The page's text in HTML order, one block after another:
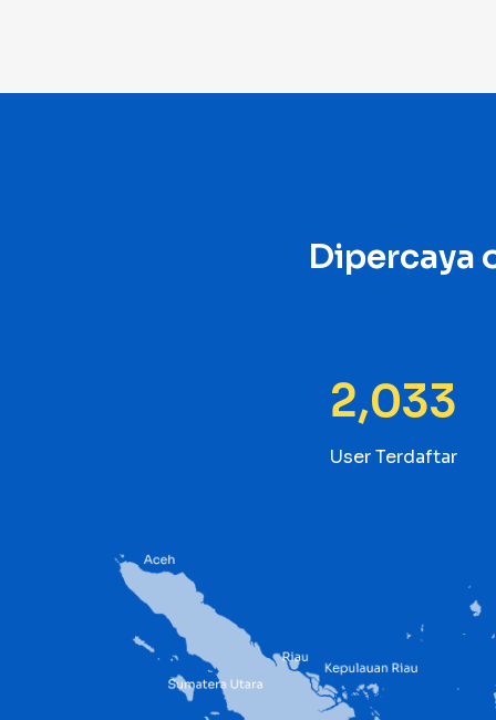
Dipercaya
2,161
User Terdaftar